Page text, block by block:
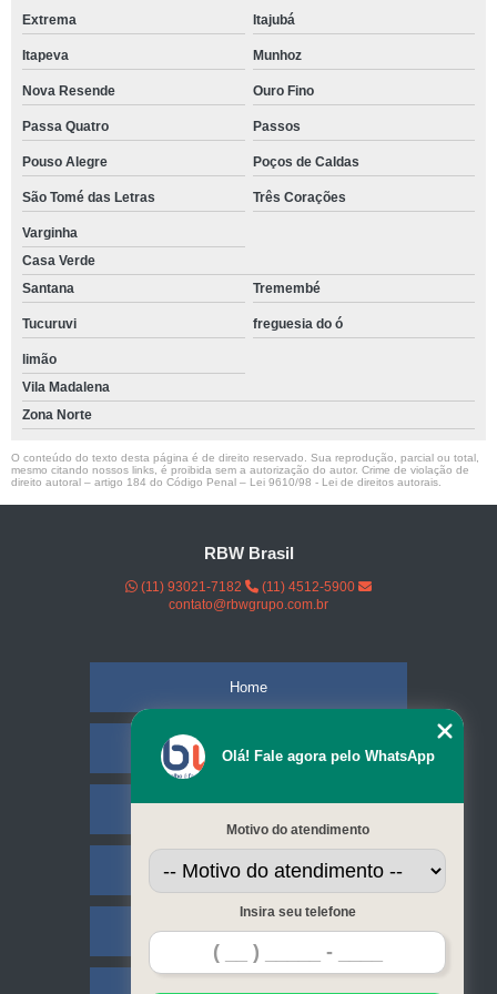
Extrema Itajubá
Itapeva Munhoz
Nova Resende Ouro Fino
Passa Quatro Passos
Pouso Alegre Poços de Caldas
São Tomé das Letras Três Corações
Varginha
Casa Verde
Santana
Tremembé
Tucuruvi freguesia do ó
limão
Vila Madalena
Zona Norte
O conteúdo do texto desta página é de direito reservado. Sua reprodução, parcial ou total,
mesmo citando nossos links, é proibida sem a autorização do autor. Crime de violação de
direito autoral – artigo 184 do Código Penal – Lei 9610/98 - Lei de direitos autorais
RBW Brasil
(11) 93021-7182
(11) 4512-5900
contato@rbwgrupo.com.br
Home
Empresa
Serviços
Contato
Olá! Fale agora pelo WhatsApp
Motivo do atendimento
Insira seu telefone